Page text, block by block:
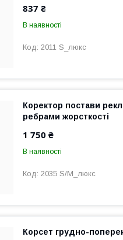
837 ₴
В наявності
2011 S_люкс
Коректор постави
ребрами жорсткості
1 750 ₴
В наявності
2035 S/M_люкс
Корсет грудно-